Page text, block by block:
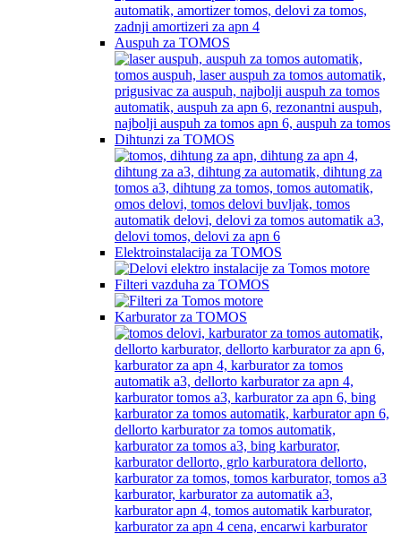
Auspuh za TOMOS
Dihtunzi za TOMOS
Elektroinstalacija za TOMOS
Filteri vazduha za TOMOS
Karburator za TOMOS